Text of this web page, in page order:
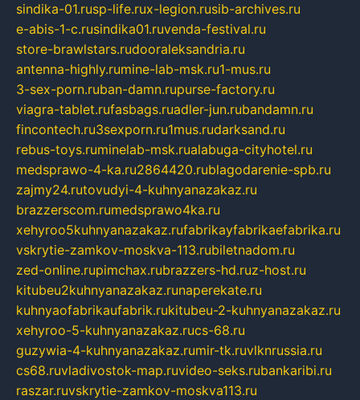
sindika-01.rusp-life.rux-legion.rusib-archives.ru
e-abis-1-c.rusindika01.ruvenda-festival.ru
store-brawlstars.rudooraleksandria.ru
antenna-highly.rumine-lab-msk.ru1-mus.ru
3-sex-porn.ruban-damn.rupurse-factory.ru
viagra-tablet.rufasbags.ruadler-jun.rubandamn.ru
fincontech.ru3sexporn.ru1mus.rudarksand.ru
rebus-toys.ruminelab-msk.rualabuga-cityhotel.ru
medsprawo-4-ka.ru2864420.rublagodarenie-spb.ru
zajmy24.rutovudyi-4-kuhnyanazakaz.ru
brazzerscom.rumedsprawo4ka.ru
xehyroo5kuhnyanazakaz.rufabrikayfabrikaefabrika.ru
vskrytie-zamkov-moskva-113.rubiletnadom.ru
zed-online.rupimchax.rubrazzers-hd.ruz-host.ru
kitubeu2kuhnyanazakaz.runaperekate.ru
kuhnyaofabrikaufabrik.rukitubeu-2-kuhnyanazakaz.ru
xehyroo-5-kuhnyanazakaz.rucs-68.ru
guzywia-4-kuhnyanazakaz.rumir-tk.ruvlknrussia.ru
cs68.ruvladivostok-map.ruvideo-seks.rubankaribi.ru
raszar.ruvskrytie-zamkov-moskva113.ru